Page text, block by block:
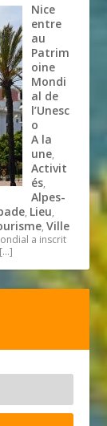
Nice
entre
au
Patrim
oine
Mondi
al de
l’Unesc
o
A la
une,
Activit
és,
Alpes-
, Lieu,
,Ville
a inscrit
[…]